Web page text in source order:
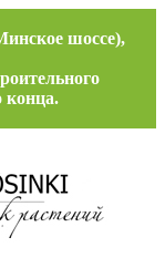
шоссе),
конца.